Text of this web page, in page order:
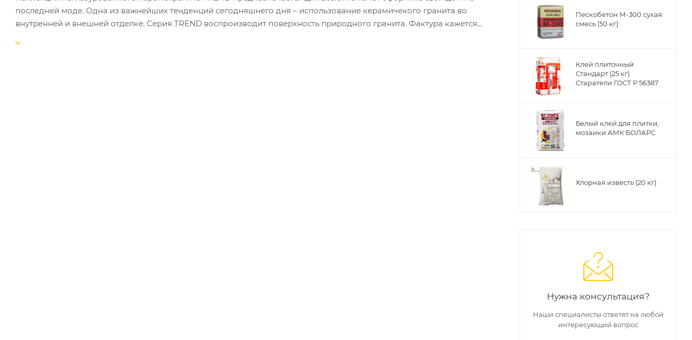
последней моде. Одна из важнейших тенденций сегодняшнего дня – использование керамичекого гранита во
внутренней и внешней отделке. Серия TREND воспроизводит поверхность природного гранита. Фактура кажется
Пескобетон М-300 сухая
смесь (50 кг)
Клей плиточный
Стандарт (25 кг)
Старатели ГОСТ Р 56387
Белый клей для плитки,
мозаики АМК БОЛАРС
Хлорная известь (20 кг)
Нужна консультация?
Наши специалисты ответят на любой
интересующий вопрос